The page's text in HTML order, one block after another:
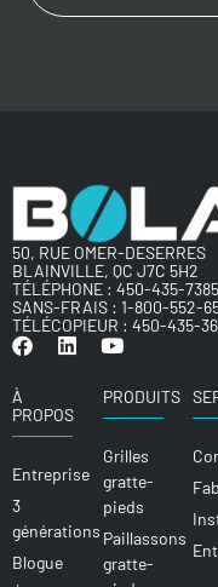
50, RUE OMER-DESERRES
BLAINVILLE, QC J7C 5H2
TÉLÉPHONE : 450-435-7385
SANS-FRAIS : 1-800-552-
TÉLÉCOPIEUR : 450-435-
À
PROPOS
Entreprise
3
générations
Blogue
PRODUITS
Grilles
gratte-
pieds
Paillassons
gratte-